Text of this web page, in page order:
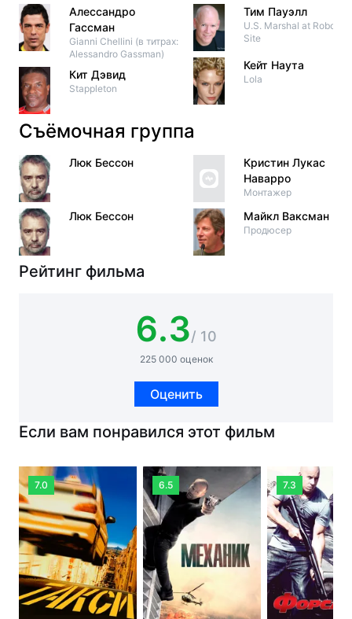
Алессандро
Гассман
Gianni Chellini (в титрах:
Alessandro Gassman)
Кит Дэвид
Stappleton
Тим Пауэлл
U.S. Marshal at Robot
Site
Кейт Наута
Lola
Съёмочная группа
Люк Бессон
Люк Бессон
Кристин Лукас
Наварро
Монтажер
Майкл Ваксман
Продюсер
Рейтинг фильма
6.3/ 10
225 000 оценок
Оценить
Если вам понравился этот фильм
7.0 6.5 7.3